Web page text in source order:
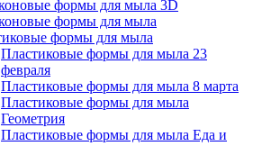
формы для мыла 3D
формы для мыла
формы для мыла
Пластиковые формы для мыла 23
февраля
Пластиковые формы для мыла 8 марта
Пластиковые формы для мыла
Геометрия
Пластиковые формы для мыла Еда и